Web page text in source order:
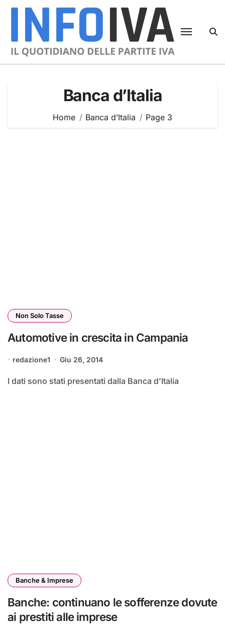
Skip
Banca d’Italia
Home Banca d’Italia Page 3
Non Solo Tasse
Automotive in crescita in Campania
redazione1 Giu 26, 2014
I dati sono stati presentati dalla Banca d'Italia
Banche & Imprese
Banche: continuano le sofferenze dovute
ai prestiti alle imprese